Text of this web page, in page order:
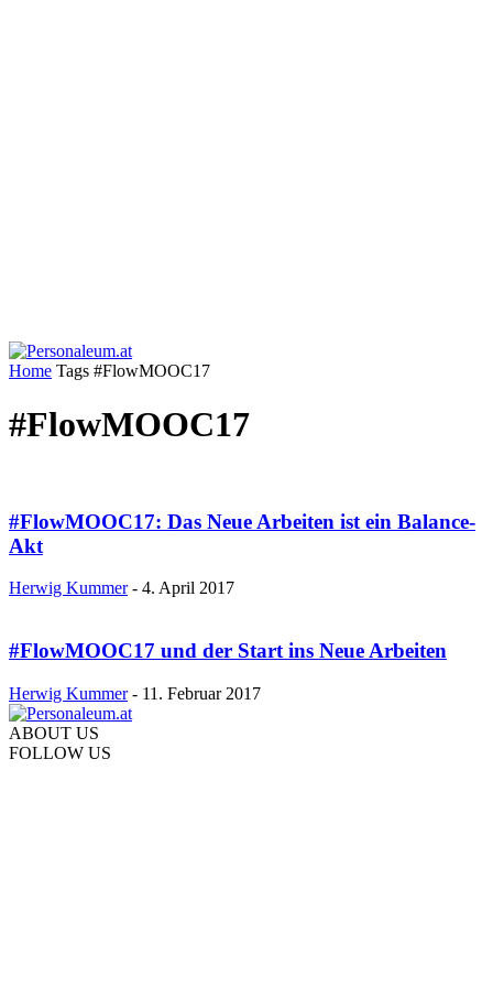
Home Tags #FlowMOOC17
#FlowMOOC17
#FlowMOOC17: Das Neue Arbeiten ist ein Balance-
Akt
Herwig Kummer - 4. April 2017
#FlowMOOC17 und der Start ins Neue Arbeiten
Herwig Kummer - 11. Februar 2017
ABOUT US
FOLLOW US